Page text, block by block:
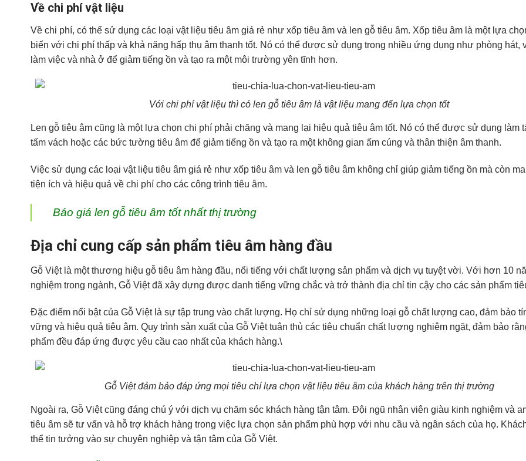
Về chi phí vật liệu
Về chi phí, có thể sử dụng các loại vật liệu tiêu âm giá rẻ như xốp tiêu âm và len gỗ tiêu âm. Xốp tiêu âm là một lựa
biến với chi phí thấp và khả năng hấp thụ âm thanh tốt. Nó có thể được sử dụng trong nhiều ứng dụng như phòng hát,
làm việc và nhà ở để giảm tiếng ồn và tạo ra một môi trường yên tĩnh hơn.
Với chi phí vật liệu thì có len gỗ tiêu âm là vật liệu mang đến lựa chọn tốt
Len gỗ tiêu âm cũng là một lựa chọn chi phí phải chăng và mang lại hiệu quả tiêu âm tốt. Nó có thể được sử dụng làm
tấm vách hoặc các bức tường tiêu âm để giảm tiếng ồn và tạo ra một không gian ấm cúng và thân thiện âm thanh.
Việc sử dụng các loại vật liệu tiêu âm giá rẻ như xốp tiêu âm và len gỗ tiêu âm không chỉ giúp giảm tiếng ồn mà còn
tiện ích và hiệu quả về chi phí cho các công trình tiêu âm.
Báo giá len gỗ tiêu âm tốt nhất thị trường
Địa chỉ cung cấp sản phẩm tiêu âm hàng đầu
Gỗ Việt là một thương hiệu gỗ tiêu âm hàng đầu, nổi tiếng với chất lượng sản phẩm và dịch vụ tuyệt vời. Với hơn 10
nghiệm trong ngành, Gỗ Việt đã xây dựng được danh tiếng vững chắc và trở thành địa chỉ tin cậy cho các sản phẩm
Đặc điểm nổi bật của Gỗ Việt là sự tập trung vào chất lượng. Họ chỉ sử dụng những loại gỗ chất lượng cao, đảm bảo
vững và hiệu quả tiêu âm. Quy trình sản xuất của Gỗ Việt tuân thủ các tiêu chuẩn chất lượng nghiêm ngặt, đảm bảo
phẩm đều đáp ứng được yêu cầu cao nhất của khách hàng.\
Gỗ Việt đảm bảo đáp ứng mọi tiêu chí lựa chọn vật liệu tiêu âm của khách hàng trên thị trường
Ngoài ra, Gỗ Việt cũng đáng chú ý với dịch vụ chăm sóc khách hàng tận tâm. Đội ngũ nhân viên giàu kinh nghiệm và
tiêu âm sẽ tư vấn và hỗ trợ khách hàng trong việc lựa chọn sản phẩm phù hợp với nhu cầu và ngân sách của họ.
thể tin tưởng vào sự chuyên nghiệp và tận tâm của Gỗ Việt.